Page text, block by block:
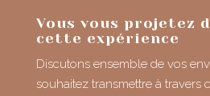
Vous vous projetez
cette expérience
Discutons ensemble de vos
souhaitez transmettre à travers